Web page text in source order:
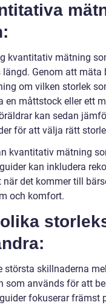
kvantitativ mätning
längd. Genom att
om vilken storlek
en måttstock eller ett
kan sedan
för att välja rätt
kvantitativ mätning
kan inkludera
när det kommer till
och komfort.
största skillnaderna
som används för att
fokuserar främst